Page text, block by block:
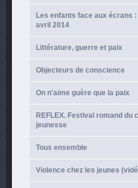
Les enfants face aux écrans
avril 2014
Littérature, guerre et paix
Objecteurs de conscience
On n'aime guère que la paix
REFLEX. Festival romand du
jeunesse
Tous ensemble
Violence chez les jeunes